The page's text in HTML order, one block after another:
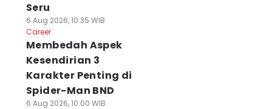
Seru
6 Aug 2026, 10:35 WIB
Career
Membedah Aspek
Kesendirian 3
Karakter Penting di
Spider-Man BND
6 Aug 2026, 10:00 WIB